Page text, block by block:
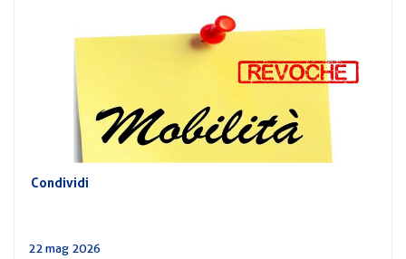
PREVIDENZA
CONVENZIONI
DIRIGENZIALE
COMUNICATI
PERSONALE
Condividi
22 mag 2026